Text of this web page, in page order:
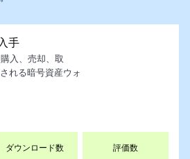
手
入、売却、取
れる暗号資産ウォ
ダウンロード数 評価数